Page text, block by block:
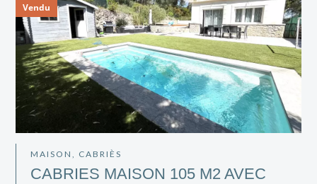
MAISON, CABRIÈS
CABRIES MAISON 105 M2 AVEC
Vendu